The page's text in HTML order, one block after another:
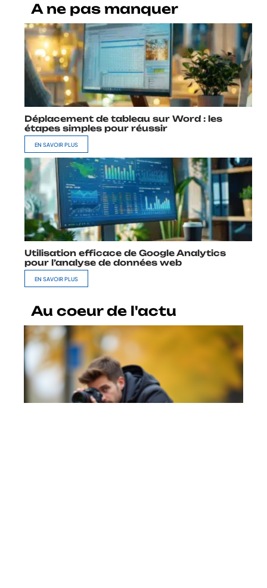
A ne pas manquer
Déplacement de tableau sur Word : les
étapes simples pour réussir
EN SAVOIR PLUS
Utilisation efficace de Google Analytics
pour l’analyse de données web
EN SAVOIR PLUS
Au coeur de l'actu